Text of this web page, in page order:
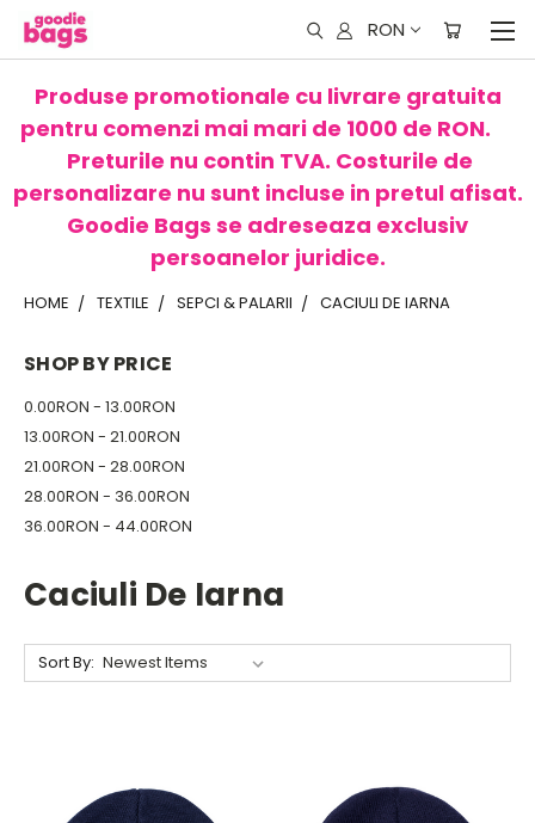
RON
Produse promotionale cu livrare gratuita
pentru comenzi mai mari de 1000 de RON.
Preturile nu contin TVA. Costurile de
personalizare nu sunt incluse in pretul afisat.
Goodie Bags se adreseaza exclusiv
persoanelor juridice.
HOME TEXTILE SEPCI & PALARII CACIULI DE IARNA
SHOP BY PRICE
0.00RON - 13.00RON
13.00RON - 21.00RON
21.00RON - 28.00RON
28.00RON - 36.00RON
36.00RON - 44.00RON
Caciuli De Iarna
Sort By: